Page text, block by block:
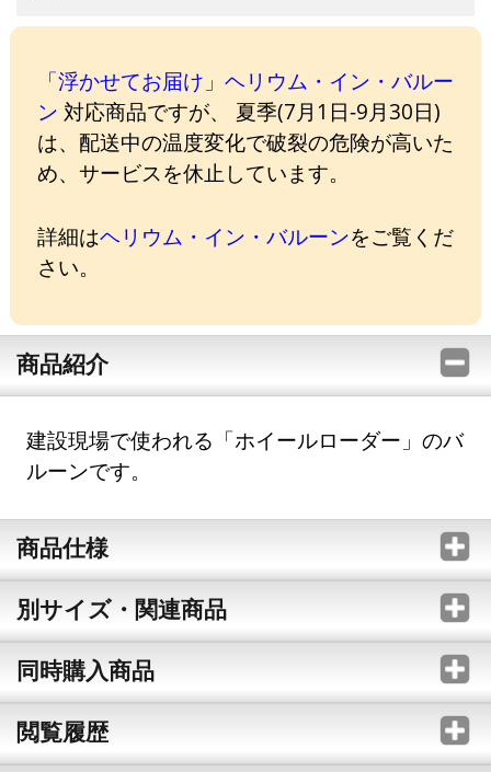
「浮かせてお届け」ヘリウム・イン・バルー
ン 対応商品ですが、 夏季(7月1日-9月30日)
は、配送中の温度変化で破裂の危険が高いた
め、サービスを休止しています。
詳細はヘリウム・イン・バルーンをご覧くだ
さい。
商品紹介
建設現場で使われる「ホイールローダー」のバ
ルーンです。
商品仕様
別サイズ・関連商品
同時購入商品
閲覧履歴